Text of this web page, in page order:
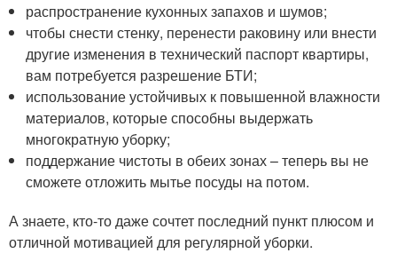
распространение кухонных запахов и шумов;
чтобы снести стенку, перенести раковину или внести
другие изменения в технический паспорт квартиры,
вам потребуется разрешение БТИ;
использование устойчивых к повышенной влажности
материалов, которые способны выдержать
многократную уборку;
поддержание чистоты в обеих зонах – теперь вы не
сможете отложить мытье посуды на потом.
А знаете, кто-то даже сочтет последний пункт плюсом и
отличной мотивацией для регулярной уборки.